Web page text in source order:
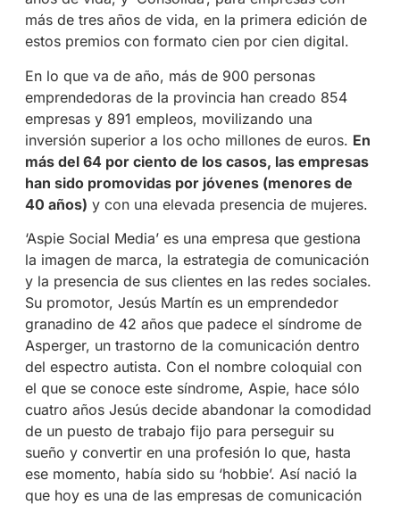
más de tres años de vida, en la primera edición de
estos premios con formato cien por cien digital.
En lo que va de año, más de 900 personas
emprendedoras de la provincia han creado 854
empresas y 891 empleos, movilizando una
inversión superior a los ocho millones de euros. En
más del 64 por ciento de los casos, las empresas
han sido promovidas por jóvenes (menores de
40 años) y con una elevada presencia de mujeres.
‘Aspie Social Media’ es una empresa que gestiona
la imagen de marca, la estrategia de comunicación
y la presencia de sus clientes en las redes sociales.
Su promotor, Jesús Martín es un emprendedor
granadino de 42 años que padece el síndrome de
Asperger, un trastorno de la comunicación dentro
del espectro autista. Con el nombre coloquial con
el que se conoce este síndrome, Aspie, hace sólo
cuatro años Jesús decide abandonar la comodidad
de un puesto de trabajo fijo para perseguir su
sueño y convertir en una profesión lo que, hasta
ese momento, había sido su ‘hobbie’. Así nació la
que hoy es una de las empresas de comunicación